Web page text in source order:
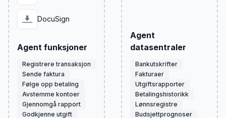
DocuSign
Agent funksjoner
Registrere transaksjon
Sende faktura
Følge opp betaling
Avstemme kontoer
Gjennomgå rapport
Godkjenne utgift
Agent
datasentraler
Bankutskrifter
Fakturaer
Utgiftsrapporter
Betalingshistorikk
Lønnsregistre
Budsjettprognoser